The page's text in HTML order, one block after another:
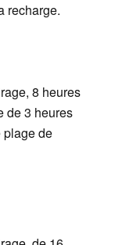
recharge.
8 heures
de 3 heures
plage de